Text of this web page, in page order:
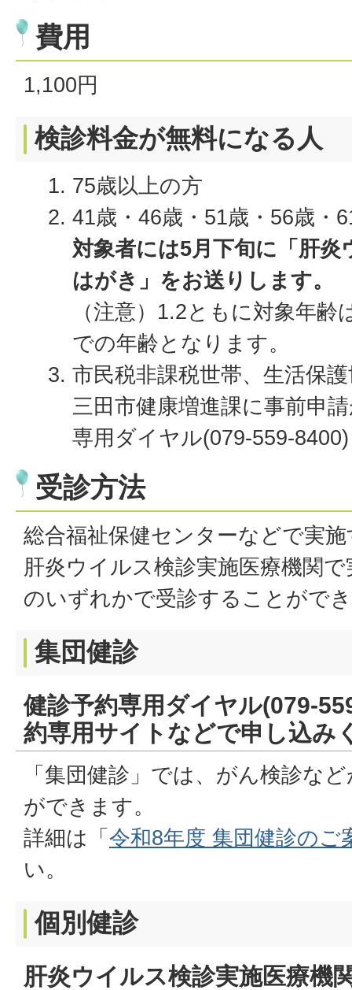
費用
1,100円
検診料金が無料になる人
75歳以上の方
41歳・46歳・51歳・56歳・
対象者には5月下旬に「肝
はがき」をお送りします。
（注意）1.2ともに対象年齢
での年齢となります。
市民税非課税世帯、生活保
三田市健康増進課に事前申
専用ダイヤル(079-559-
受診方法
総合福祉保健センターなどで実
肝炎ウイルス検診実施医療機関
のいずれかで受診することがで
集団健診
健診予約専用ダイヤル(079-
約専用サイトなどで申し込み
「集団健診」では、がん検診な
ができます。
詳細は「 令和8年度 集団健診のご
い。
個別健診
肝炎ウイルス検診実施医療機